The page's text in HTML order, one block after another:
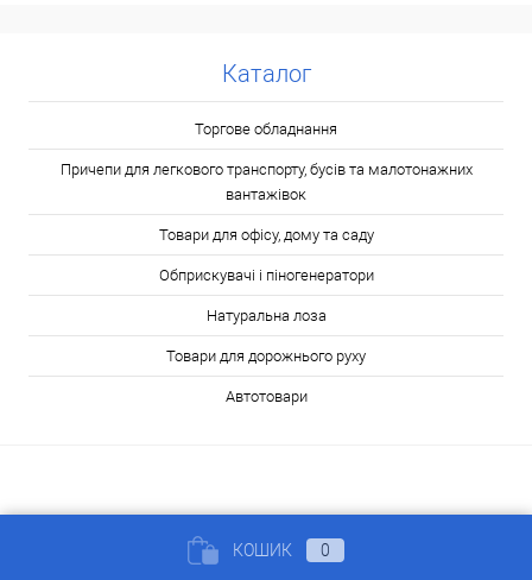
Каталог
Торгове обладнання
Причепи для легкового транспорту, бусів та малотонажних
вантажівок
Товари для офісу, дому та саду
Обприскувачі і піногенератори
Натуральна лоза
Товари для дорожнього руху
Автотовари
КОШИК 0